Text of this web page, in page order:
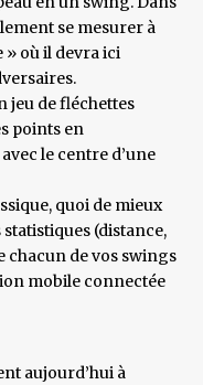
se mesurer à
» où il devra ici
jeu de fléchettes
points en
le centre d’une
quoi de mieux
(distance,
chacun de vos swings
mobile connectée
aujourd’hui à